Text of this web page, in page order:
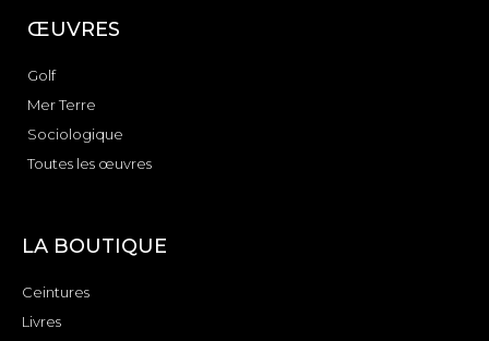
ŒUVRES
Golf
Mer Terre
Sociologique
Toutes les œuvres
LA BOUTIQUE
Ceintures
Livres